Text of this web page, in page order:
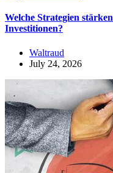
Welche Strategien
Investitionen?
Waltraud
July 24, 2026